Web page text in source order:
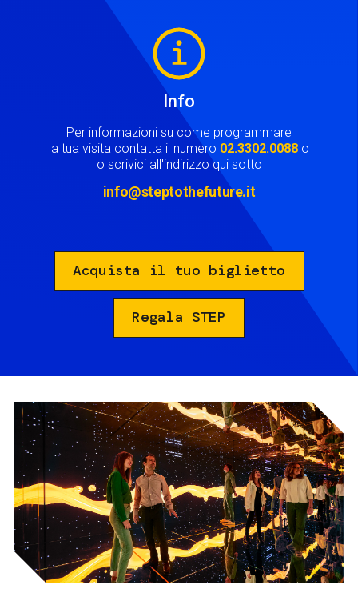
Info
Per informazioni su come programmare
la tua visita contatta il numero 02.3302.0088 o
o scrivici all'indirizzo qui sotto
info@steptothefuture.it
Acquista il tuo biglietto
Regala STEP